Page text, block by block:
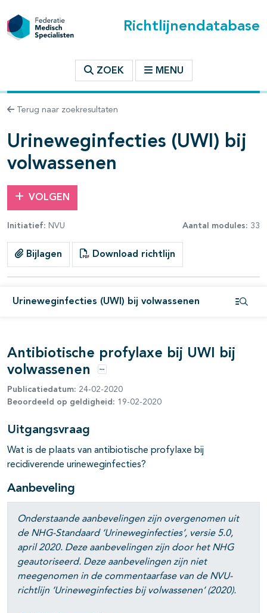
Richtlijnendatabase
ZOEK MENU
Terug naar zoekresultaten
Urineweginfecties (UWI) bij
volwassenen
VOLGEN
Initiatief: NVU Aantal modules: 33
Bijlagen Download richtlijn
Urineweginfecties (UWI) bij volwassenen
binnen deze richtlijn
open- en dichtklappen
Antibiotische profylaxe bij UWI bij
volwassenen
Opties
Publicatiedatum: 24-02-2020
Beoordeeld op geldigheid: 19-02-2020
Uitgangsvraag
Wat is de plaats van antibiotische profylaxe bij
recidiverende urineweginfecties?
Aanbeveling
Onderstaande aanbevelingen zijn overgenomen uit
de NHG-Standaard ‘Urineweginfecties’, versie 5.0,
april 2020. Deze aanbevelingen zijn door het NHG
geautoriseerd. Deze aanbevelingen zijn niet
meegenomen in de commentaarfase van de NVU-
richtlijn ‘Urineweginfecties bij volwassenen’ (2020).